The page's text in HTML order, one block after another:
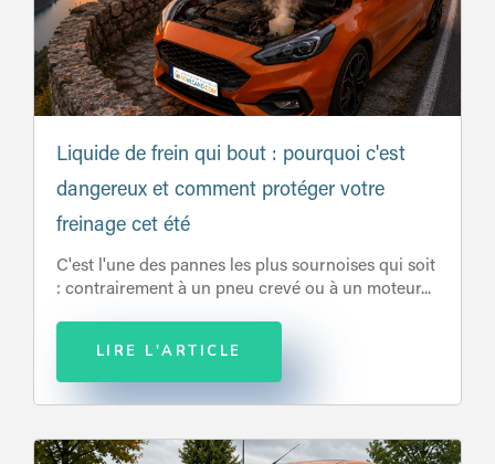
Liquide de frein qui bout : pourquoi c'est
dangereux et comment protéger votre
freinage cet été
C'est l'une des pannes les plus sournoises qui soit
: contrairement à un pneu crevé ou à un moteur...
LIRE L'ARTICLE